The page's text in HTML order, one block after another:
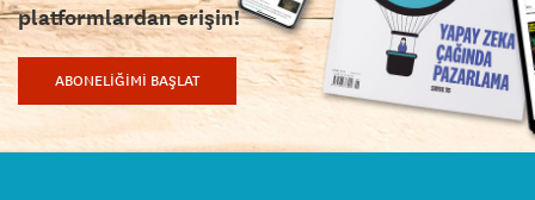
platformlardan erişin!
ABONELİĞİMİ BAŞLAT